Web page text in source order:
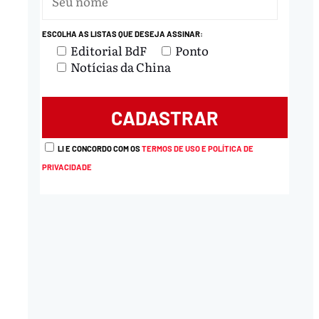
ESCOLHA AS LISTAS QUE DESEJA ASSINAR:
Editorial BdF
Ponto
Notícias da China
LI E CONCORDO COM OSTERMOS DE USO E POLÍTICA DE
PRIVACIDADE